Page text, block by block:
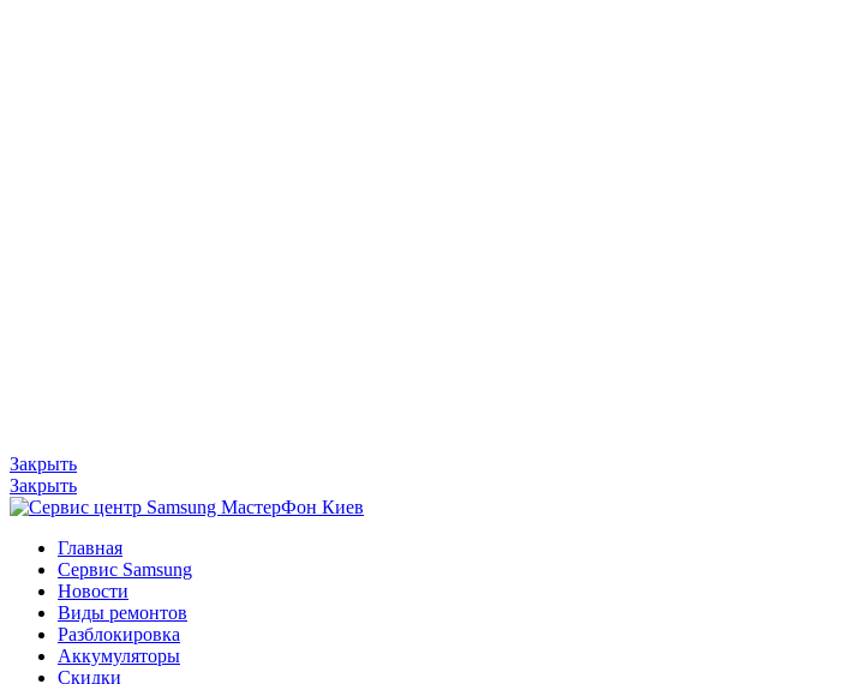
Закрыть
Закрыть
Главная
Сервис Samsung
Новости
Виды ремонтов
Разблокировка
Аккумуляторы
Скидки